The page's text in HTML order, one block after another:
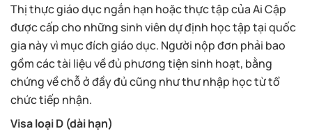
Thị thực giáo dục ngắn hạn hoặc thực tập của Ai Cập
được cấp cho những sinh viên dự định học tập tại quốc
gia này vì mục đích giáo dục. Người nộp đơn phải bao
gồm các tài liệu về đủ phương tiện sinh hoạt, bằng
chứng về chỗ ở đầy đủ cũng như thư nhập học từ tổ
chức tiếp nhận.
Visa loại D (dài hạn)